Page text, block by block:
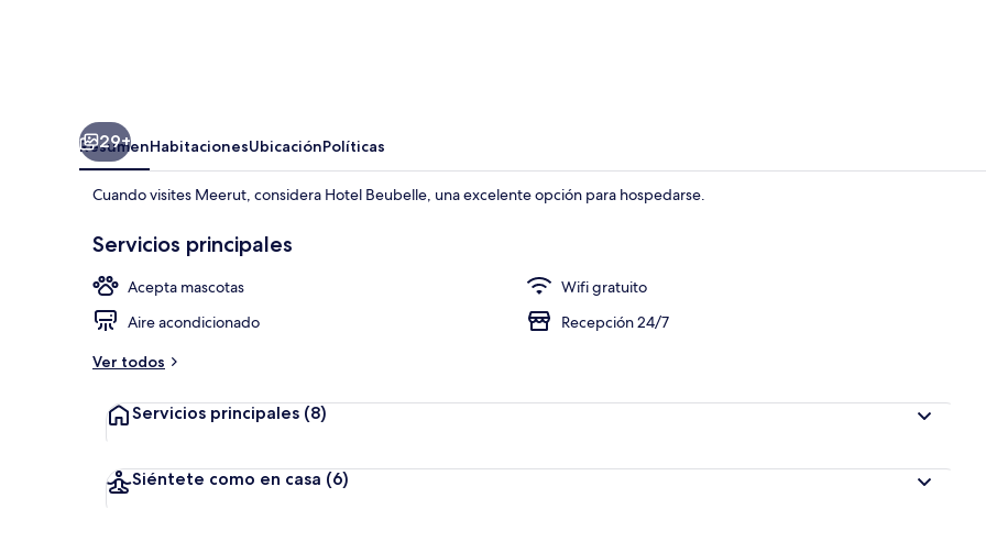
Escritorio,
29+
ResumenHabitacionesUbicaciónPolíticas
Cuando visites Meerut, considera Hotel Beubelle, una excelente opción para hospedarse.
Servicios principales
Acepta mascotas
Wifi gratuito
Aire acondicionado
Recepción 24/7
Ver todos
Servicios principales (8)
Siéntete como en casa (6)